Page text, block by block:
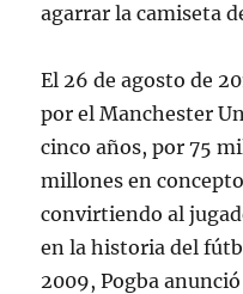
agarrar la camiseta
El 26 de agosto de
por el Manchester
cinco años, por 75
millones en
convirtiendo al
en la historia del
2009, Pogba